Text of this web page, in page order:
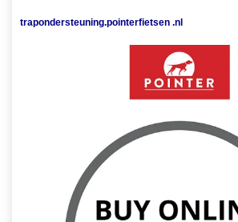
trapondersteuning.pointerfietsen .nl